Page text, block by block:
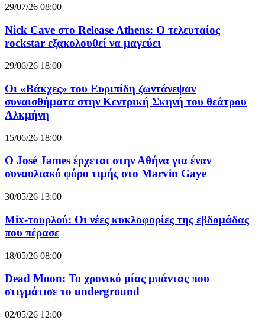
29/07/26 08:00
Nick Cave στο Release Athens: Ο τελευταίος
rockstar εξακολουθεί να μαγεύει
29/06/26 18:00
Οι «Βάκχες» του Ευριπίδη ζωντάνεψαν
συναισθήματα στην Κεντρική Σκηνή του θεάτρου
Αλκμήνη
15/06/26 18:00
Ο José James έρχεται στην Αθήνα για έναν
συναυλιακό φόρο τιμής στο Marvin Gaye
30/05/26 13:00
Mix-τουρλού: Οι νέες κυκλοφορίες της εβδομάδας
που πέρασε
18/05/26 08:00
Dead Moon: Το χρονικό μίας μπάντας που
στιγμάτισε το underground
02/05/26 12:00